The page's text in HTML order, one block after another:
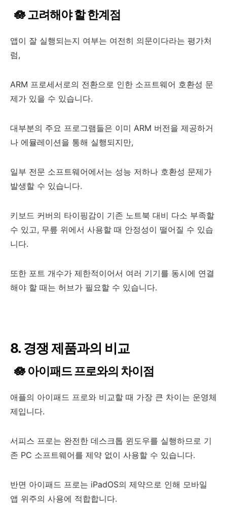
🪷 고려해야 할 한계점
앱이 잘 실행되는지 여부는 여전히 의문이다라는 평가처
럼,
ARM 프로세서로의 전환으로 인한 소프트웨어 호환성 문
제가 있을 수 있습니다.
대부분의 주요 프로그램들은 이미 ARM 버전을 제공하거
나 에뮬레이션을 통해 실행되지만,
일부 전문 소프트웨어에서는 성능 저하나 호환성 문제가
발생할 수 있습니다.
키보드 커버의 타이핑감이 기존 노트북 대비 다소 부족할
수 있고, 무릎 위에서 사용할 때 안정성이 떨어질 수 있습
니다.
또한 포트 개수가 제한적이어서 여러 기기를 동시에 연결
해야 할 때는 허브가 필요할 수 있습니다.
8. 경쟁 제품과의 비교
🪷 아이패드 프로와의 차이점
애플의 아이패드 프로와 비교할 때 가장 큰 차이는 운영체
제입니다.
서피스 프로는 완전한 데스크톱 윈도우를 실행하므로 기
존 PC 소프트웨어를 제약 없이 사용할 수 있습니다.
반면 아이패드 프로는 iPadOS의 제약으로 인해 모바일
앱 위주의 사용에 적합합니다.